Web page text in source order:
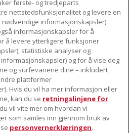
første- og tredjeparts
nettstedsfunksjonalitet og levere en
informasjonskapsler).
informasjonskapsler for å
å levere ytterligere funksjoner
statistiske analyser og
og for å vise deg
og surfevanene dine – inkludert
plattformer
Hvis du vil ha mer informasjon eller
kan du se retningslinjene for
vil vite mer om hvordan vi
som samles inn gjennom bruk av
personvernerklæringen.